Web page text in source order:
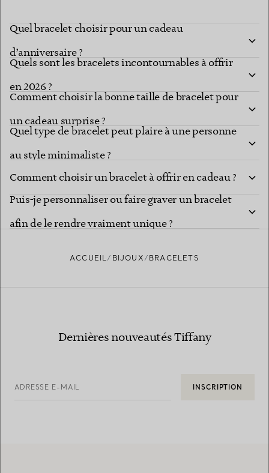
Quel bracelet choisir pour un cadeau
d’anniversaire ?
Quels sont les bracelets incontournables à offrir
en 2026 ?
Comment choisir la bonne taille de bracelet pour
un cadeau surprise ?
Quel type de bracelet peut plaire à une personne
au style minimaliste ?
Comment choisir un bracelet à offrir en cadeau ?
Puis-je personnaliser ou faire graver un bracelet
afin de le rendre vraiment unique ?
ACCUEIL BIJOUX BRACELETS
Dernières nouveautés Tiffany
ADRESSE E-MAIL INSCRIPTION